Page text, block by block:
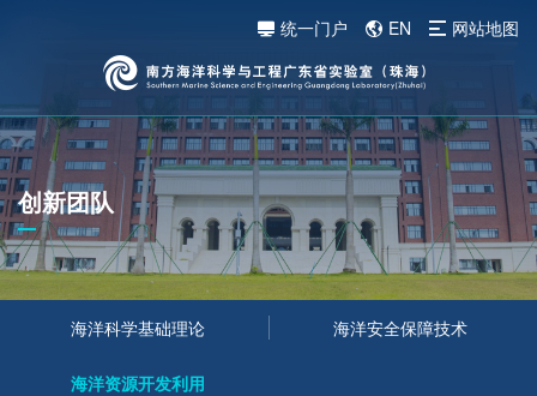
统一门户 EN 网站地图
创新团队
海洋科学基础理论 海洋安全保障技术
海洋资源开发利用